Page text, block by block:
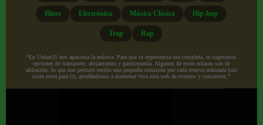
Blues Electrónica Música Clásica Hip-hop
Trap Rap
“En Union25 nos apasiona la música. Para que tu experiencia sea completa, te sugerimos
opciones de transporte, alojamiento y gastronomía. Algunos de estos enlaces son de
afiliación, lo que nos permite recibir una pequeña comisión por cada reserva realizada (sin
coste extra para ti), ayudándonos a mantener viva esta web de eventos y conciertos.”